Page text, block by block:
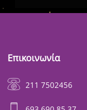
Επικοινωνία
211 7502456